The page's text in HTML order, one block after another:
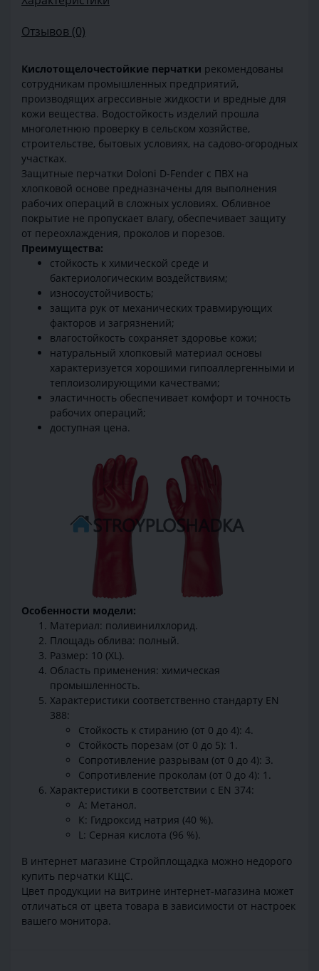
Отзывов (0)
Кислотощелочестойкие перчатки рекомендованы
сотрудникам промышленных предприятий,
производящих агрессивные жидкости и вредные для
кожи вещества. Водостойкость изделий прошла
многолетнюю проверку в сельском хозяйстве,
строительстве, бытовых условиях, на садово-огородных
участках.
Защитные перчатки Doloni D-Fender c ПВХ на
хлопковой основе предназначены для выполнения
рабочих операций в сложных условиях. Обливное
покрытие не пропускает влагу, обеспечивает защиту
от переохлаждения, проколов и порезов.
Преимущества:
стойкость к химической среде и
бактериологическим воздействиям;
износоустойчивость;
защита рук от механических травмирующих
факторов и загрязнений;
влагостойкость сохраняет здоровье кожи;
натуральный хлопковый материал основы
характеризуется хорошими гипоаллергенными и
теплоизолирующими качествами;
эластичность обеспечивает комфорт и точность
рабочих операций;
доступная цена.
Особенности модели:
Материал: поливинилхлорид.
Площадь облива: полный.
Размер: 10 (XL).
Область применения: химическая
промышленность.
Характеристики соответственно стандарту EN
388:
Стойкость к стиранию (от 0 до 4): 4.
Стойкость порезам (от 0 до 5): 1.
Сопротивление разрывам (от 0 до 4): 3.
Сопротивление проколам (от 0 до 4): 1.
Характеристики в соответствии с EN 374:
А: Метанол.
К: Гидроксид натрия (40 %).
L: Серная кислота (96 %).
В интернет магазине Стройплощадка можно недорого
купить перчатки КЩС.
Цвет продукции на витрине интернет-магазина может
отличаться от цвета товара в зависимости от настроек
вашего монитора.